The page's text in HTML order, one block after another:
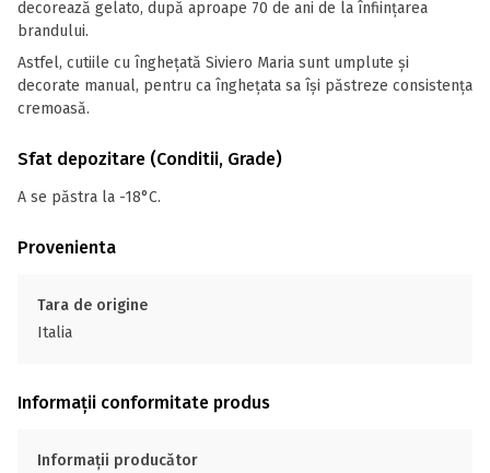
decorează gelato, după aproape 70 de ani de la înființarea
brandului.
Astfel, cutiile cu înghețată Siviero Maria sunt umplute și
decorate manual, pentru ca înghețata sa își păstreze consistența
cremoasă.
Sfat depozitare (Conditii, Grade)
A se păstra la -18°C.
Provenienta
Tara de origine
Italia
Informații conformitate produs
Informații producător